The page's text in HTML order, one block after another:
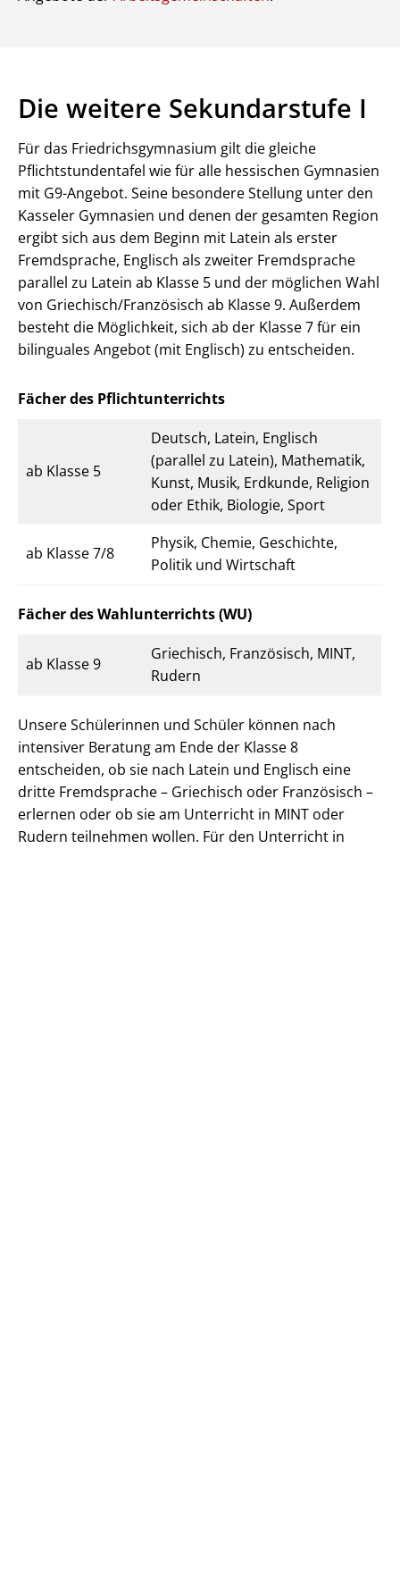
Die weitere Sekundarstufe I
Für das Friedrichsgymnasium gilt die gleiche
Pflichtstundentafel wie für alle hessischen Gymnasien
mit G9-Angebot. Seine besondere Stellung unter den
Kasseler Gymnasien und denen der gesamten Region
ergibt sich aus dem Beginn mit Latein als erster
Fremdsprache, Englisch als zweiter Fremdsprache
parallel zu Latein ab Klasse 5 und der möglichen Wahl
von Griechisch/Französisch ab Klasse 9. Außerdem
besteht die Möglichkeit, sich ab der Klasse 7 für ein
bilinguales Angebot (mit Englisch) zu entscheiden.
Fächer des Pflichtunterrichts
ab Klasse 5
Deutsch, Latein, Englisch
(parallel zu Latein), Mathematik,
Kunst, Musik, Erdkunde, Religion
oder Ethik, Biologie, Sport
ab Klasse 7/8
Physik, Chemie, Geschichte,
Politik und Wirtschaft
Fächer des Wahlunterrichts (WU)
ab Klasse 9
Griechisch, Französisch, MINT,
Rudern
Unsere Schülerinnen und Schüler können nach
intensiver Beratung am Ende der Klasse 8
entscheiden, ob sie nach Latein und Englisch eine
dritte Fremdsprache – Griechisch oder Französisch –
erlernen oder ob sie am Unterricht in MINT oder
Rudern teilnehmen wollen. Für den Unterricht in